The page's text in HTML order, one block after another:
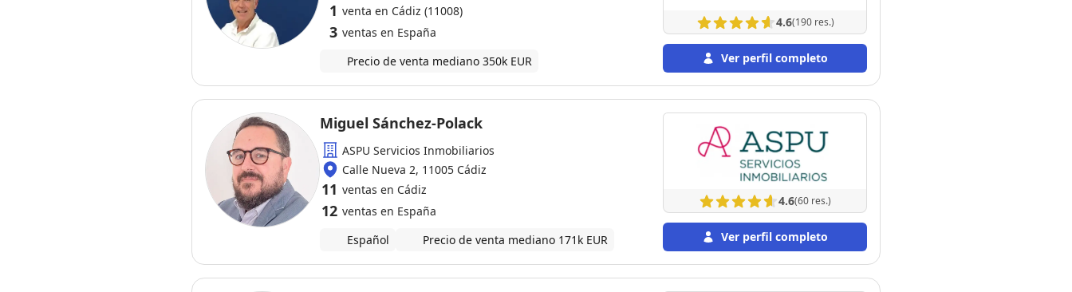
1 venta en Cádiz (11008)
3 ventas en España
Precio de venta mediano 350k EUR
4.6(190 res.)
Ver perfil completo
Miguel Sánchez-Polack
ASPU Servicios Inmobiliarios
Calle Nueva 2, 11005 Cádiz
11 ventas en Cádiz
12 ventas en España
Español
Precio de venta mediano 171k EUR
4.6(60 res.)
Ver perfil completo